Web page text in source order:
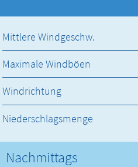
Mittlere Windgeschw.
Maximale Windböen
Windrichtung
Niederschlagsmenge
Nachmittags